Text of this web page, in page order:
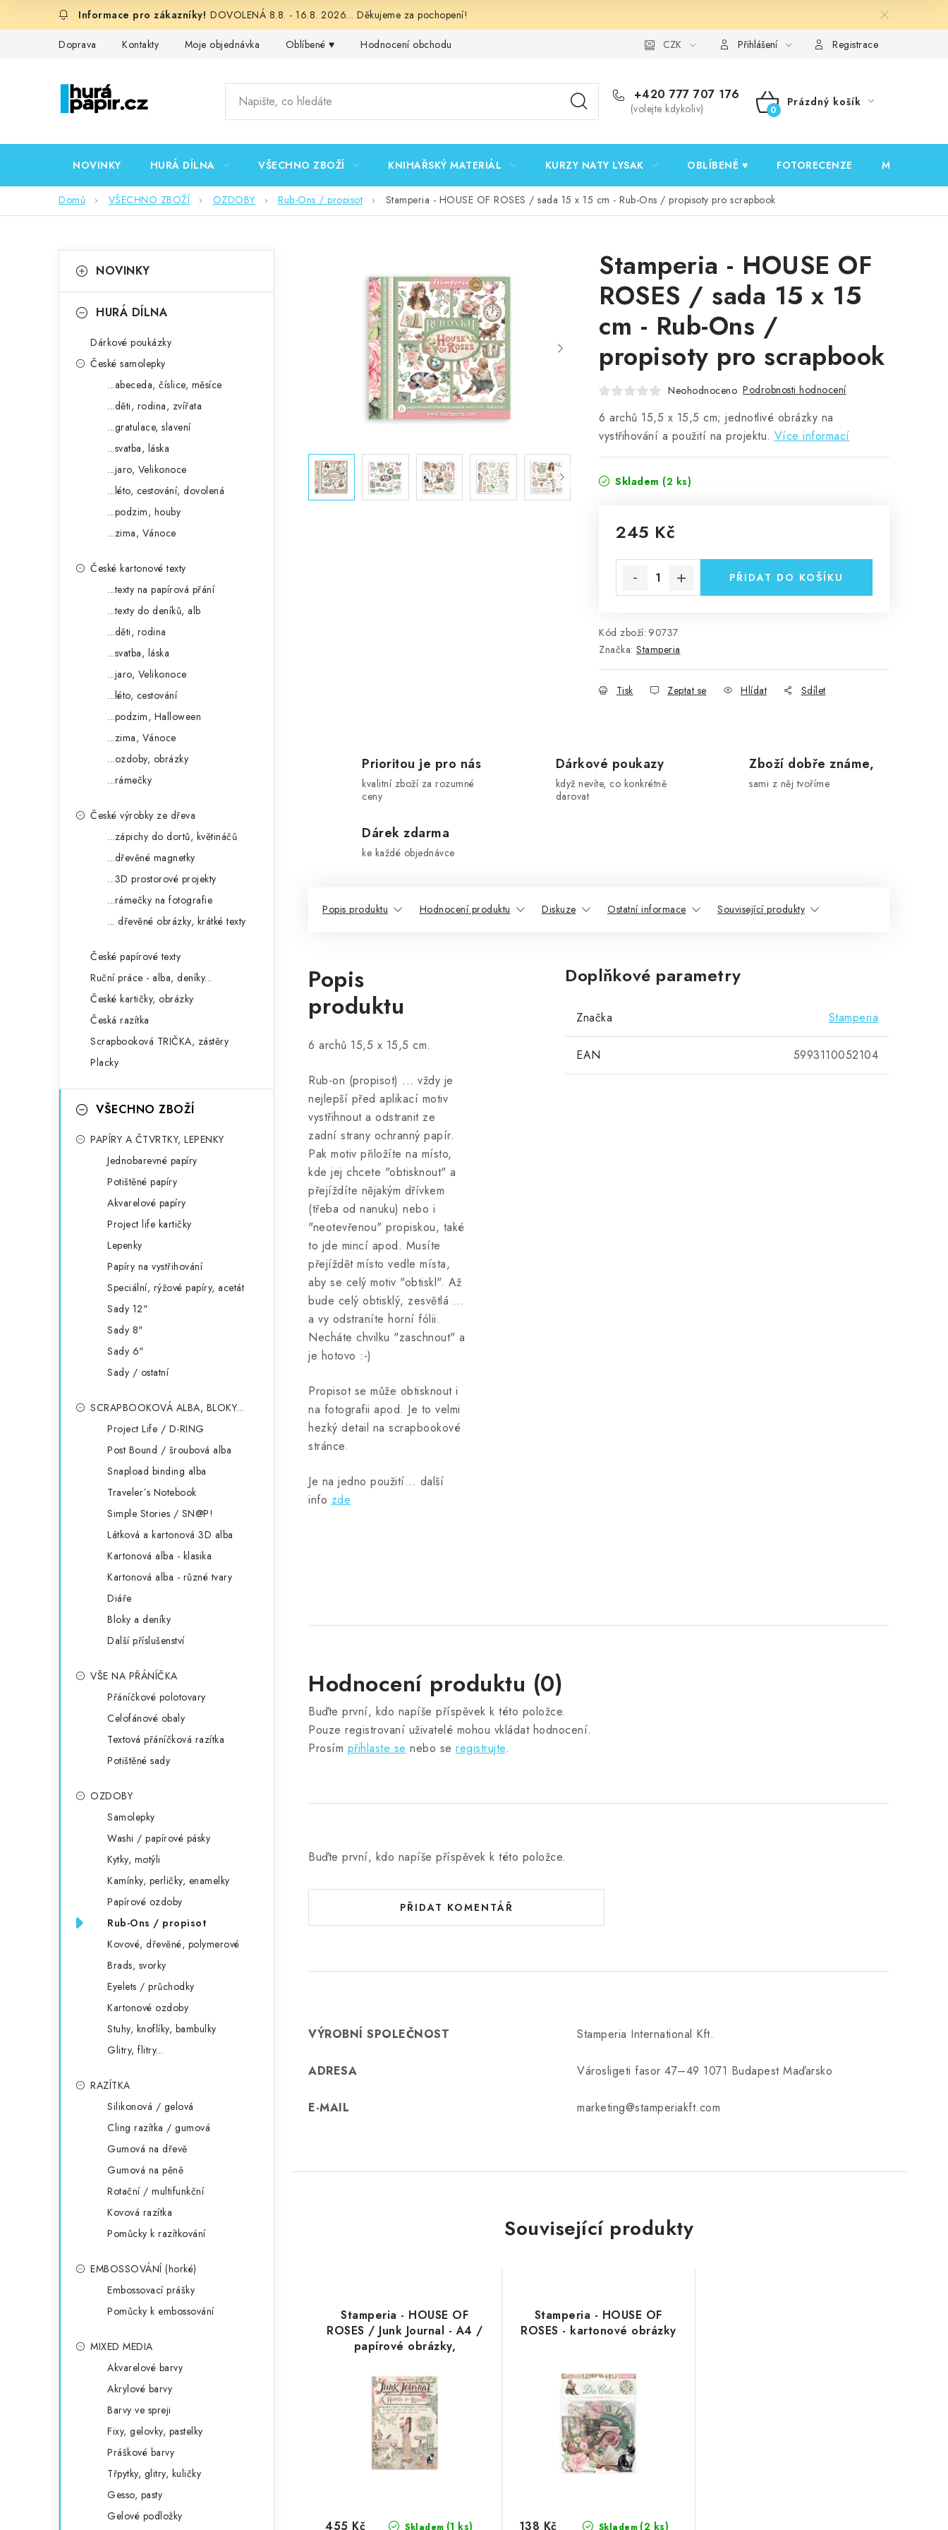
DOVOLENÁ 8.8. - 16.8. 2026... Děkujeme za pochopení!
Doprava Kontakty Moje objednávka Oblíbené ♥️ Hodnocení obchodu Podmínky ochrany osobních údajů Ověřování recenzí
CZK Přihlášení Registrace
+420 777 707 176
(volejte kdykoliv)
NÁKUPNÍ
Prázdný košík
NOVINKY HURÁ DÍLNA VŠECHNO ZBOŽÍ KNIHAŘSKÝ MATERIÁL KURZY NATY LYSAK OBLÍBENÉ ♥️ FOTORECENZE MOJE
Domů VŠECHNO ZBOŽÍ OZDOBY Rub-Ons / propisot Stamperia - HOUSE OF ROSES / sada 15 x 15 cm - Rub-Ons / propisoty pro scrapbook
okategorie
a
NOVINKY
HURÁ DÍLNA
Dárkové poukázky
České samolepky
...abeceda, číslice, měsíce
...děti, rodina, zvířata
...gratulace, slavení
...svatba, láska
...jaro, Velikonoce
...léto, cestování, dovolená
...podzim, houby
...zima, Vánoce
České kartonové texty
...texty na papírová přání
...texty do deníků, alb
...děti, rodina
...svatba, láska
...jaro, Velikonoce
...léto, cestování
...podzim, Halloween
...zima, Vánoce
...ozdoby, obrázky
...rámečky
České výrobky ze dřeva
...zápichy do dortů, květináčů
...dřevěné magnetky
...3D prostorové projekty
...rámečky na fotografie
... dřevěné obrázky, krátké texty
České papírové texty
Ruční práce - alba, deníky...
České kartičky, obrázky
Česká razítka
Scrapbooková TRIČKA, zástěry
Placky
VŠECHNO ZBOŽÍ
PAPÍRY A ČTVRTKY, LEPENKY
Jednobarevné papíry
Potištěné papíry
Akvarelové papíry
Project life kartičky
Lepenky
Papíry na vystřihování
Speciální, rýžové papíry, acetát
Sady 12"
Sady 8"
Sady 6"
Sady / ostatní
SCRAPBOOKOVÁ ALBA, BLOKY...
Project Life / D-RING
Post Bound / šroubová alba
Snapload binding alba
Traveler´s Notebook
Simple Stories / SN@P!
Látková a kartonová 3D alba
Kartonová alba - klasika
Kartonová alba - různé tvary
Diáře
Bloky a deníky
Další příslušenství
VŠE NA PŘÁNÍČKA
Přáníčkové polotovary
Celofánové obaly
Textová přáníčková razítka
Potištěné sady
OZDOBY
Samolepky
Washi / papírové pásky
Kytky, motýli
Kamínky, perličky, enamelky
Papírové ozdoby
Rub-Ons / propisot
Kovové, dřevěné, polymerové
Brads, svorky
Eyelets / průchodky
Kartonové ozdoby
Stuhy, knoflíky, bambulky
Glitry, flitry...
RAZÍTKA
Silikonová / gelová
Cling razítka / gumová
Gumová na dřevě
Gumová na pěně
Rotační / multifunkční
Kovová razítka
Pomůcky k razítkování
EMBOSSOVÁNÍ (horké)
Embossovací prášky
Pomůcky k embossování
MIXED MEDIA
Akvarelové barvy
Akrylové barvy
Barvy ve spreji
Fixy, gelovky, pastelky
Práškové barvy
Třpytky, glitry, kuličky
Gesso, pasty
Gelové podložky
Stamperia - HOUSE OF
ROSES / sada 15 x 15
cm - Rub-Ons /
propisoty pro scrapbook
Neohodnoceno Podrobnosti hodnocení
6 archů 15,5 x 15,5 cm; jednotlivé obrázky na
vystřihování a použití na projektu. Více informací
Skladem (2 ks)
245 Kč
PŘIDAT DO KOŠÍKU
Kód zboží: 90737
Značka: Stamperia
Tisk Zeptat se Hlídat Sdílet
Prioritou je pro nás
kvalitní zboží za rozumné
ceny
Dárkové poukazy
když nevíte, co konkrétně
darovat
Zboží dobře známe,
sami z něj tvoříme
Dárek zdarma
ke každé objednávce
Popis produktu Hodnocení produktu Diskuze Ostatní informace Související produkty
Popis
produktu
6 archů 15,5 x 15,5 cm.
Rub-on (propisot) ... vždy je
nejlepší před aplikací motiv
vystřihnout a odstranit ze
zadní strany ochranný papír.
Pak motiv přiložíte na místo,
kde jej chcete "obtisknout" a
přejíždíte nějakým dřívkem
(třeba od nanuku) nebo i
"neotevřenou" propiskou, také
to jde mincí apod. Musíte
přejíždět místo vedle místa,
aby se celý motiv "obtiskl". Až
bude celý obtisklý, zesvětlá ...
a vy odstraníte horní fólii.
Necháte chvilku "zaschnout" a
je hotovo :-)
Propisot se může obtisknout i
na fotografii apod. Je to velmi
hezký detail na scrapbookové
stránce.
Je na jedno použití... další
info zde
Doplňkové parametry
Značka Stamperia
EAN 5993110052104
Hodnocení produktu (0)
Buďte první, kdo napíše příspěvek k této položce.
Pouze registrovaní uživatelé mohou vkládat hodnocení.
Prosím přihlaste se nebo se registrujte.
Buďte první, kdo napíše příspěvek k této položce.
PŘIDAT KOMENTÁŘ
VÝROBNÍ SPOLEČNOST Stamperia International Kft.
ADRESA Városligeti fasor 47–49 1071 Budapest Maďarsko
E-MAIL marketing@stamperiakft.com
Související produkty
Stamperia - HOUSE OF
ROSES / Junk Journal - A4 /
papírové obrázky,
vystřihování
Skladem (1 ks)
455 Kč
Stamperia - HOUSE OF
ROSES - kartonové obrázky
Skladem (2 ks)
138 Kč